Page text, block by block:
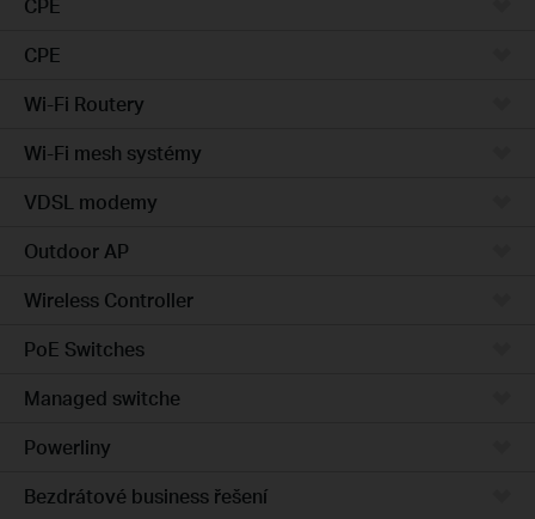
CPE
CPE
Wi-Fi Routery
Wi-Fi mesh systémy
VDSL modemy
Outdoor AP
Wireless Controller
PoE Switches
Managed switche
Powerliny
Bezdrátové business řešení